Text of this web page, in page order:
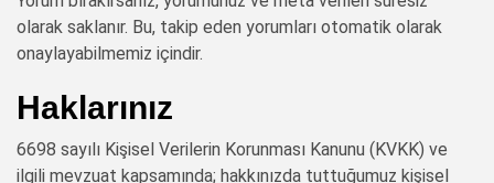
olarak saklanır. Bu, takip eden yorumları otomatik olarak
onaylayabilmemiz içindir.
Haklarınız
6698 sayılı Kişisel Verilerin Korunması Kanunu (KVKK) ve
ilgili mevzuat kapsamında; hakkınızda tuttuğumuz kişisel